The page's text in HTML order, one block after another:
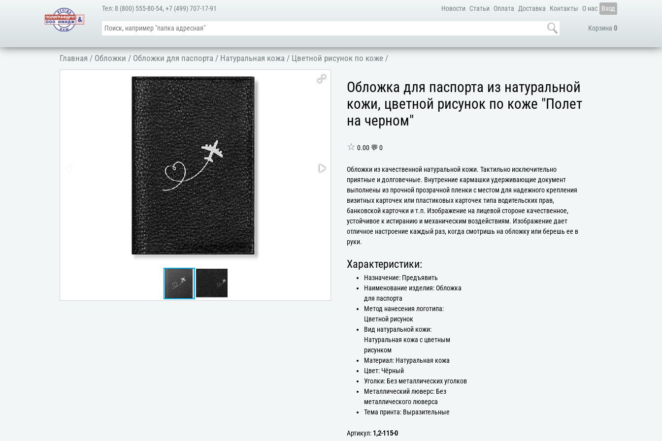
Новости Статьи Оплата Доставка Контакты О нас Вход
Корзина 0
Тел: 8 (800) 555-80-54,+7 (499) 707-17-91
Главная / Обложки / Обложки для паспорта / Натуральная кожа / Цветной рисунок по коже /
Обложка для паспорта из натуральной
кожи, цветной рисунок по коже "Полет
на черном"
☆ 0.00 💬 0
Обложки из качественной натуральной кожи. Тактильно исключительно
приятные и долговечные. Внутренние кармашки удерживающие документ
выполнены из прочной прозрачной пленки с местом для надежного крепления
визитных карточек или пластиковых карточек типа водительских прав,
банковской карточки и т.п. Изображение на лицевой стороне качественное,
устойчивое к истиранию и механическим воздействиям. Изображение дает
отличное настроение каждый раз, когда смотришь на обложку или берешь ее в
руки.
Характеристики:
Назначение: Предъявить
Наименование изделия: Обложка
для паспорта
Метод нанесения логотипа:
Цветной рисунок
Вид натуральной кожи:
Натуральная кожа с цветным
рисунком
Материал: Натуральная кожа
Цвет: Чёрный
Уголки: Без металлических уголков
Металлический люверс: Без
металлического люверса
Тема принта: Выразительные
Артикул: 1,2-115-0